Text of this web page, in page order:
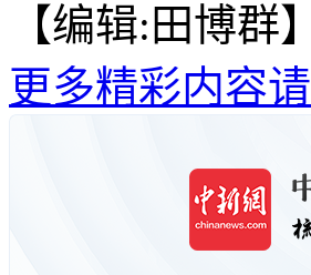
【编辑:田博群】
更多精彩内容